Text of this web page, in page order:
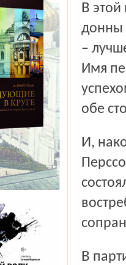
В этой постановке «Дон Жуана» состоялся дебют в роли
донны
–
Имя
обе
И, наконец, в партии Церлины – шведское сопрано Миа
В партии Дона Оттавио – популярный мексиканский тенор